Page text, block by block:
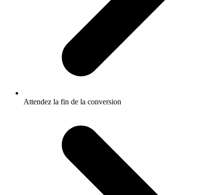
Attendez la fin de la conversion